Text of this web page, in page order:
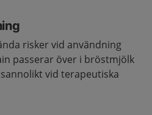
risker vid användning
passerar över i bröstmjölk
vid terapeutiska